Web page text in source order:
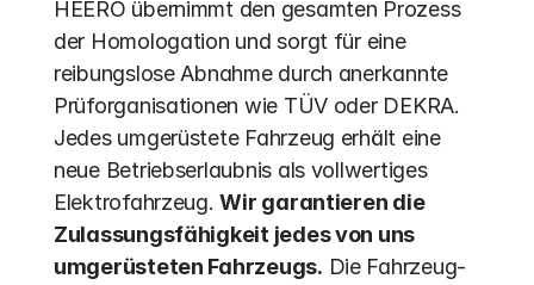
HEERO übernimmt den gesamten Prozess
der Homologation und sorgt für eine
reibungslose Abnahme durch anerkannte
Prüforganisationen wie TÜV oder DEKRA.
Jedes umgerüstete Fahrzeug erhält eine
neue Betriebserlaubnis als vollwertiges
Elektrofahrzeug. Wir garantieren die
Zulassungsfähigkeit jedes von uns
umgerüsteten Fahrzeugs. Die Fahrzeug-